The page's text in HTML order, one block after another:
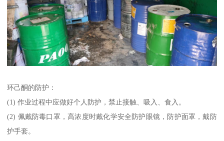
环己酮的防护：
(1) 作业过程中应做好个人防护，禁止接触、吸入、食入。
(2) 佩戴防毒口罩，高浓度时戴化学安全防护眼镜，防护面罩，戴防
护手套。